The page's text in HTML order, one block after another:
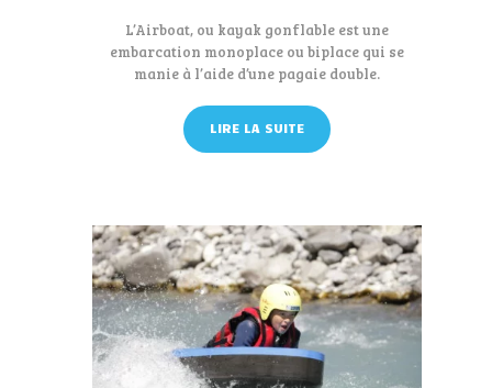
L’Airboat, ou kayak gonflable est une
embarcation monoplace ou biplace qui se
manie à l’aide d’une pagaie double.
LIRE LA SUITE
A partir de45 €